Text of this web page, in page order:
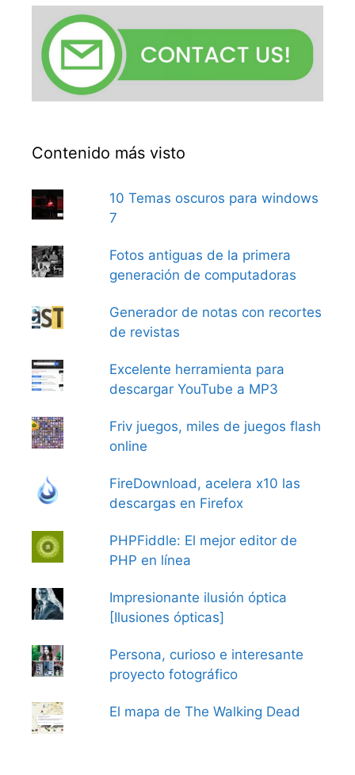
Contenido más visto
10 Temas oscuros para windows
7
Fotos antiguas de la primera
generación de computadoras
Generador de notas con recortes
de revistas
Excelente herramienta para
descargar YouTube a MP3
Friv juegos, miles de juegos flash
online
FireDownload, acelera x10 las
descargas en Firefox
PHPFiddle: El mejor editor de
PHP en línea
Impresionante ilusión óptica
[Ilusiones ópticas]
Persona, curioso e interesante
proyecto fotográfico
El mapa de The Walking Dead